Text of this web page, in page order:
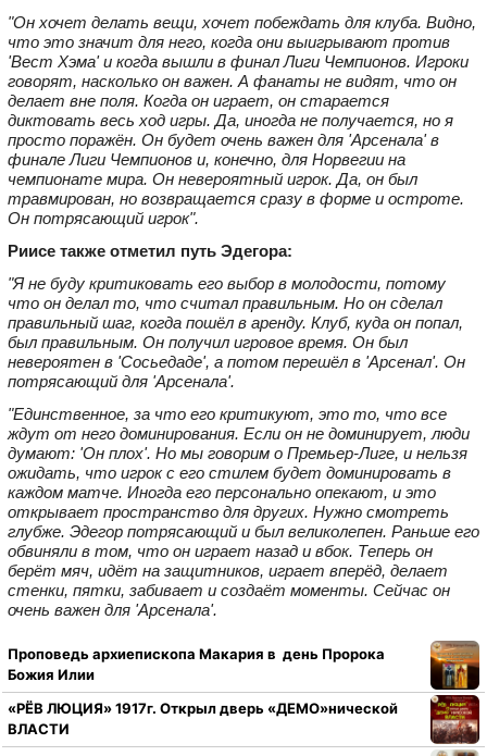
"Он хочет делать вещи, хочет побеждать для клуба. Видно,
что это значит для него, когда они выигрывают против
'Вест Хэма' и когда вышли в финал Лиги Чемпионов. Игроки
говорят, насколько он важен. А фанаты не видят, что он
делает вне поля. Когда он играет, он старается
диктовать весь ход игры. Да, иногда не получается, но я
просто поражён. Он будет очень важен для 'Арсенала' в
финале Лиги Чемпионов и, конечно, для Норвегии на
чемпионате мира. Он невероятный игрок. Да, он был
травмирован, но возвращается сразу в форме и остроте.
Он потрясающий игрок".
Риисе также отметил путь Эдегора:
"Я не буду критиковать его выбор в молодости, потому
что он делал то, что считал правильным. Но он сделал
правильный шаг, когда пошёл в аренду. Клуб, куда он попал,
был правильным. Он получил игровое время. Он был
невероятен в 'Сосьедаде', а потом перешёл в 'Арсенал'. Он
потрясающий для 'Арсенала'.
"Единственное, за что его критикуют, это то, что все
ждут от него доминирования. Если он не доминирует, люди
думают: 'Он плох'. Но мы говорим о Премьер-Лиге, и нельзя
ожидать, что игрок с его стилем будет доминировать в
каждом матче. Иногда его персонально опекают, и это
открывает пространство для других. Нужно смотреть
глубже. Эдегор потрясающий и был великолепен. Раньше его
обвиняли в том, что он играет назад и вбок. Теперь он
берёт мяч, идёт на защитников, играет вперёд, делает
стенки, пятки, забивает и создаёт моменты. Сейчас он
очень важен для 'Арсенала'.
Проповедь архиепископа Макария в день Пророка
Божия Илии
«РЁВ ЛЮЦИЯ» 1917г. Открыл дверь «ДЕМО»нической
ВЛАСТИ